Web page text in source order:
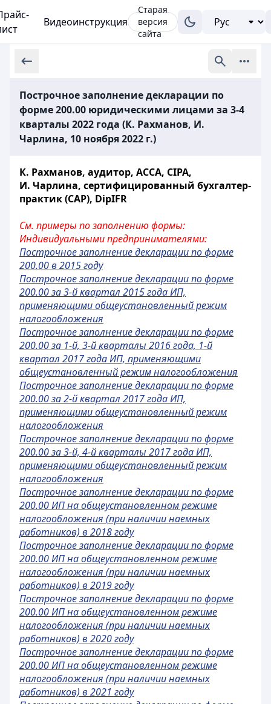
Видеоинструкция
Старая
версия
сайта
Построчное заполнение декларации по
форме 200.00 юридическими лицами за 3-4
кварталы 2022 года (К. Рахманов, И.
Чарлина, 10 ноября 2022 г.)
К. Рахманов, аудитор, ACCA, СIPA,
И. Чарлина, сертифицированный бухгалтер-
практик (САР), DipIFR
См. примеры по заполнению формы:
Индивидуальными предпринимателями:
Построчное заполнение декларации по форме
200.00 в 2015 году
Построчное заполнение декларации по форме
200.00 за 3-й квартал 2015 года ИП,
применяющими общеустановленный режим
налогообложения
Построчное заполнение декларации по форме
200.00 за 1-й, 3-й кварталы 2016 года, 1-й
квартал 2017 года ИП, применяющими
общеустановленный режим налогообложения
Построчное заполнение декларации по форме
200.00 за 2-й квартал 2017 года ИП,
применяющими общеустановленный режим
налогообложения
Построчное заполнение декларации по форме
200.00 за 3-й, 4-й кварталы 2017 года ИП,
применяющими общеустановленный режим
налогообложения
Построчное заполнение декларации по форме
200.00 ИП на общеустановленном режиме
налогообложения (при наличии наемных
работников) в 2018 году
Построчное заполнение декларации по форме
200.00 ИП на общеустановленном режиме
налогообложения (при наличии наемных
работников) в 2019 году
Построчное заполнение декларации по форме
200.00 ИП на общеустановленном режиме
налогообложения (при наличии наемных
работников) в 2020 году
Построчное заполнение декларации по форме
200.00 ИП на общеустановленном режиме
налогообложения (при наличии наемных
работников) в 2021 году